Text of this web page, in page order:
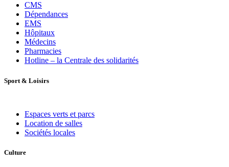
CMS
Dépendances
EMS
Hôpitaux
Médecins
Pharmacies
Hotline – la Centrale des solidarités
Sport & Loisirs
Espaces verts et parcs
Location de salles
Sociétés locales
Culture